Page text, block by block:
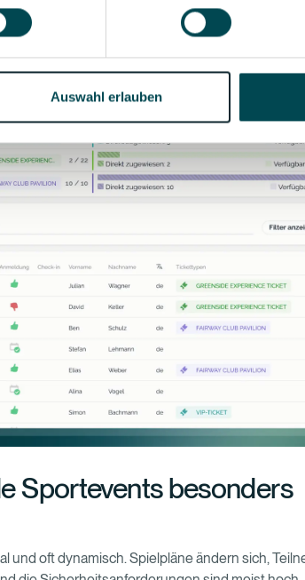
Auswahl erlauben
Sportevents besonders
und oft dynamisch. Spielpläne ändern sich,